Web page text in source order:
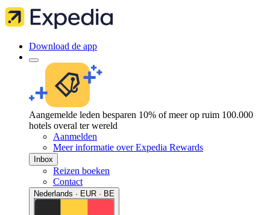
Download de app
Aangemelde leden besparen 10% of meer op ruim 100.000
hotels overal ter wereld
Aanmelden
Meer informatie over Expedia Rewards
Inbox
Reizen boeken
Contact
Nederlands · EUR · BE